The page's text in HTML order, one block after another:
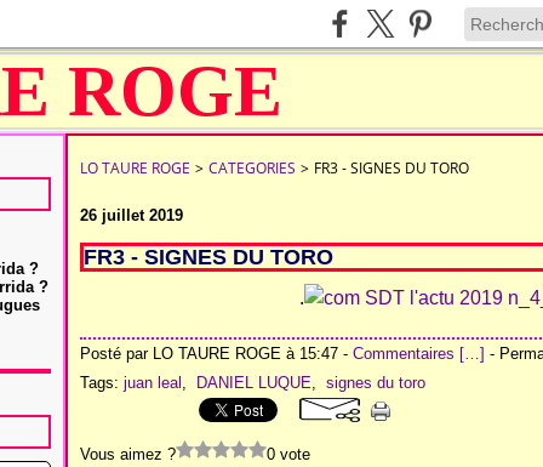
?
?
LO TAURE ROGE > CATEGORIES > FR3 - SIGNES DU TORO
26 juillet 2019
FR3 - SIGNES DU TORO
.
Posté par LO TAURE ROGE à 15:47 - Commentaires […] -
Tags: juan leal , DANIEL LUQUE, signes du toro
Vous aimez ? 0 vote